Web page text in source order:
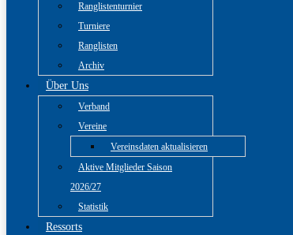
Ranglistenturnier
Turniere
Ranglisten
Archiv
Über Uns
Verband
Vereine
Vereinsdaten aktualisieren
Aktive Mitglieder Saison
2026/27
Statistik
Ressorts